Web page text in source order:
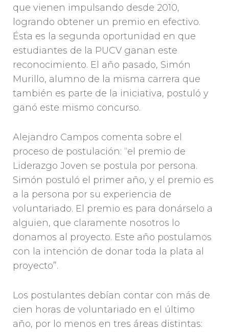
que vienen impulsando desde 2010,
logrando obtener un premio en efectivo.
Ésta es la segunda oportunidad en que
estudiantes de la PUCV ganan este
reconocimiento. El año pasado, Simón
Murillo, alumno de la misma carrera que
también es parte de la iniciativa, postuló y
ganó este mismo concurso.
Alejandro Campos comenta sobre el
proceso de postulación: “el premio de
Liderazgo Joven se postula por persona.
Simón postuló el primer año, y el premio es
a la persona por su experiencia de
voluntariado. El premio es para donárselo a
alguien, que claramente nosotros lo
donamos al proyecto. Este año postulamos
con la intención de donar toda la plata al
proyecto”.
Los postulantes debían contar con más de
cien horas de voluntariado en el último
año, por lo menos en tres áreas distintas: